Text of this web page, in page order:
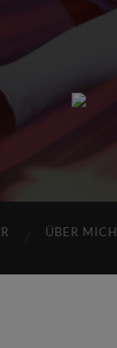
ÜBER MICH